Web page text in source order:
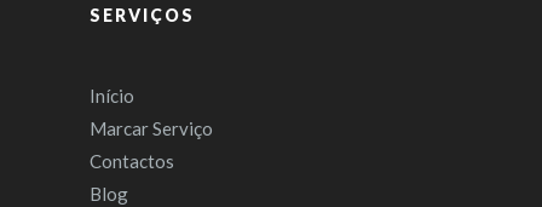
SERVIÇOS
Início
Marcar Serviço
Contactos
Blog